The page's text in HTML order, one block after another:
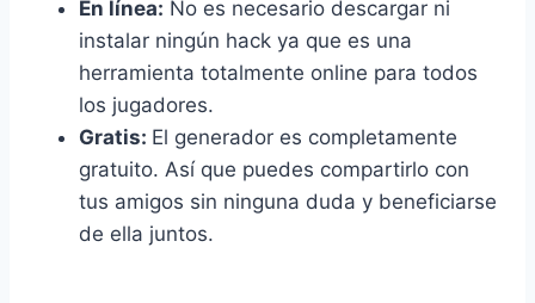
En línea: No es necesario descargar ni
instalar ningún hack ya que es una
herramienta totalmente online para todos
los jugadores.
Gratis: El generador es completamente
gratuito. Así que puedes compartirlo con
tus amigos sin ninguna duda y beneficiarse
de ella juntos.